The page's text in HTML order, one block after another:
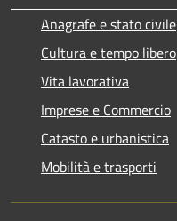
Anagrafe e stato civile
Cultura e tempo libero
Vita lavorativa
Imprese e Commercio
Catasto e urbanistica
Mobilità e trasporti